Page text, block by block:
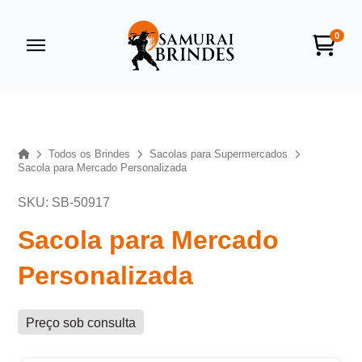
0
HomeTodos os Brindes
Sacolas para Supermercados
Sacola para Mercado Personalizada
SKU: SB-50917
Sacola para Mercado
Personalizada
Preço sob consulta